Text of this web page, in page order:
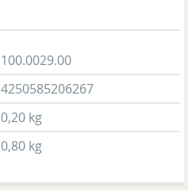
100.0029.00
4250585206267
0,20 kg
0,80 kg